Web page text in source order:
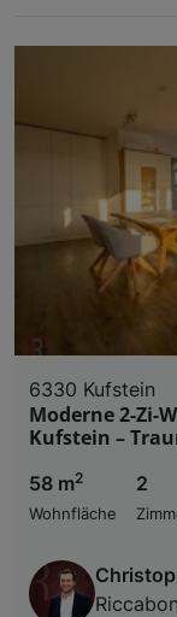
6330 Kufstein
Moderne 2-Zi-
Kufstein –
58 m2
Wohnfläche
2